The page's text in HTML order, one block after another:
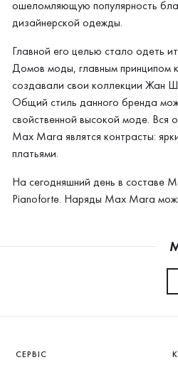
ошеломляющую популярность
дизайнерской одежды.
Главной его целью стало одеть
Домов моды, главным принципом
создавали свои коллекции Жан
Общий стиль данного бренда
свойственной высокой моде. Вся
Max Mara являтся контрасты:
платьями.
На сегодняшний день в составе
Pianoforte. Наряды Max Mara
СЕРВІС